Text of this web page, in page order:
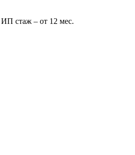
стаж – от 12 мес.